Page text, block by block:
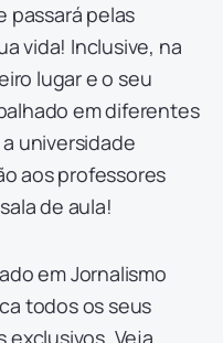
passará pelas
vida! Inclusive, na
lugar e o seu
em diferentes
universidade
aos professores
de aula!
em Jornalismo
todos os seus